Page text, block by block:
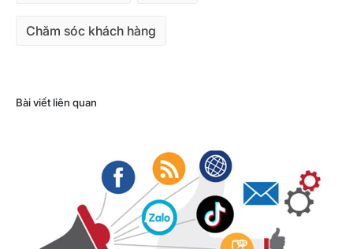
Chăm sóc khách hàng
Bài viết liên quan